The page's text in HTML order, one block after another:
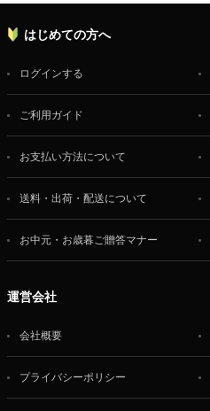
はじめての方へ
ログインする
ご利用ガイド
お支払い方法について
送料・出荷・配送について
お中元・お歳暮ご贈答マナー
運営会社
会社概要
プライバシーポリシー